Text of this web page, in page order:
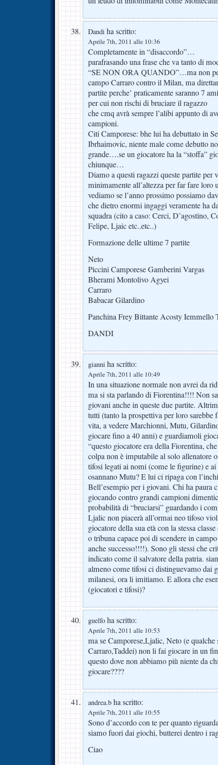
Dandi ha scritto:
Aprile 7th, 2011 alle 10:36
Completamente in “disaccordo”…
parafrasando una frase che va tanto di
“SE NON ORA QUANDO”…ma non
campo Carraro contro il Milan, ma
partite perche’ praticamente saranno 7
per cui non rischi di bruciare il ragazzo
che cmq avrà sempre l’alibi appunto di
campioni.
Citi Camporese: bhe lui ha debuttato in
Ibrhaimovic, niente male come debutto
grande….se un giocatore ha la “stoffa”
chiunque…
Diamo a questi ragazzi queste partite per
minimamente all’altezza per far fare loro
vediamo se l’anno prossimo possiamo
che dietro enormi ingaggi veramente ha
squadra (cito a caso: Cerci, D’agostino,
Felipe, Ljaic etc..etc..)
Formazione delle ultime 7 partite
Neto
Piccini Camporese Gamberini Vargas
Bherami Montolivo Agyei
Carraro
Babacar Gilardino
Panchina Frey Bittante Acosty Iemmello
DANDI
gianni ha scritto:
Aprile 7th, 2011 alle 10:49
In una situazione normale non avrei da
ma si sta parlando di Fiorentina!!!! Non
giovani anche in queste due partite.
tutti (tanto la prospettiva per loro sarebbe
vita, a vedere Marchionni, Mutu,
giocare fino a 40 anni) e guardiamoli
“questo giocatore era della Fiorentina,
colpa non è imputabile al solo allenatore
tifosi legati ai nomi (come le figurine) e
osannano Mutu? E lui ci ripaga con
Bell’esempio per i giovani. Chi ha paura
giocando contro grandi campioni
probabilità di “bruciarsi” guardando i
Ljalic non piacerà all’ormai neo tifoso
giocatore della sua età con la stessa
o tribuna capace poi di scendere in
anche successo!!!!). Sono gli stessi che
indicato come il salvatore della patria.
almeno come tifosi ci distinguevamo dai
milanesi, ora li imitiamo. E allora che
(giocatori e tifosi)?
guelfo ha scritto:
Aprile 7th, 2011 alle 10:53
ma se Camporese,Ljalic, Neto (e qualche
Carraro,Taddei) non li fai giocare in un
questo dove non abbiamo più niente da
giocare????
andrea.b ha scritto:
Aprile 7th, 2011 alle 10:55
Sono d’accordo con te per quanto
siamo fuori dai giochi, butterei dentro i
Ciao